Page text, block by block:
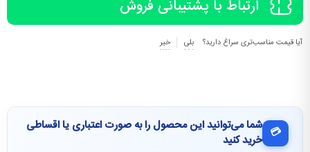
ارتباط با پشتیبانی فروش
آیا قیمت مناسب‌تری سراغ دارید؟ بلی خیر
💳 شما می‌توانید این محصول را به صورت اعتباری یا اقساطی
خرید کنید